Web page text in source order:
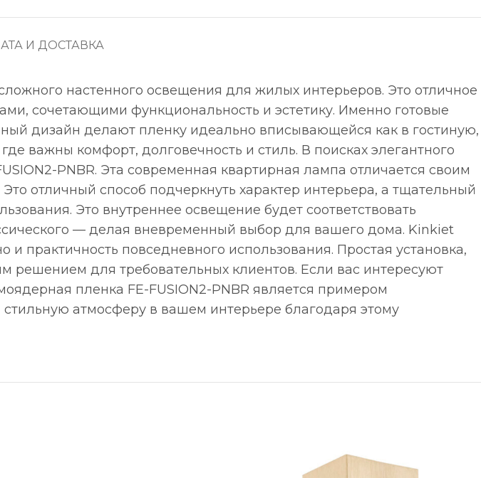
И ДОСТАВКА
настенного освещения для жилых интерьеров. Это отличное
сочетающими функциональность и эстетику. Именно готовые
дизайн делают пленку идеально вписывающейся как в гостиную,
важны комфорт, долговечность и стиль. В поисках элегантного
PNBR. Эта современная квартирная лампа отличается своим
отличный способ подчеркнуть характер интерьера, а тщательный
Это внутреннее освещение будет соответствовать
— делая вневременный выбор для вашего дома. Kinkiet
практичность повседневного использования. Простая установка,
решением для требовательных клиентов. Если вас интересуют
пленка FE-FUSION2-PNBR является примером
атмосферу в вашем интерьере благодаря этому